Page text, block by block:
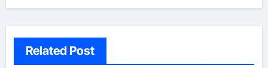
Related Post